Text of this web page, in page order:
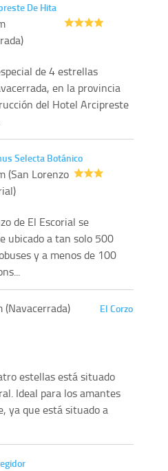
De Hita
de 4 estrellas
en la provincia
del Hotel Arcipreste
Selecta Botánico
(San Lorenzo
de El Escorial se
ubicado a tan solo 500
y a menos de 100
El Corzo
(Navacerrada)
estellas está situado
Ideal para los amantes
ya que está situado a